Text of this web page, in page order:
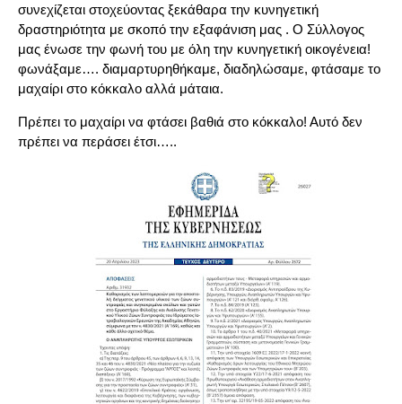
συνεχίζεται στοχεύοντας ξεκάθαρα την κυνηγετική
δραστηριότητα με σκοπό την εξαφάνιση μας . Ο Σύλλογος
μας ένωσε την φωνή του με όλη την κυνηγετική οικογένεια!
φωνάξαμε…. διαμαρτυρηθήκαμε, διαδηλώσαμε, φτάσαμε το
μαχαίρι στο κόκκαλο αλλά μάταια.
Πρέπει το μαχαίρι να φτάσει βαθιά στο κόκκαλο! Αυτό δεν
πρέπει να περάσει έτσι…..